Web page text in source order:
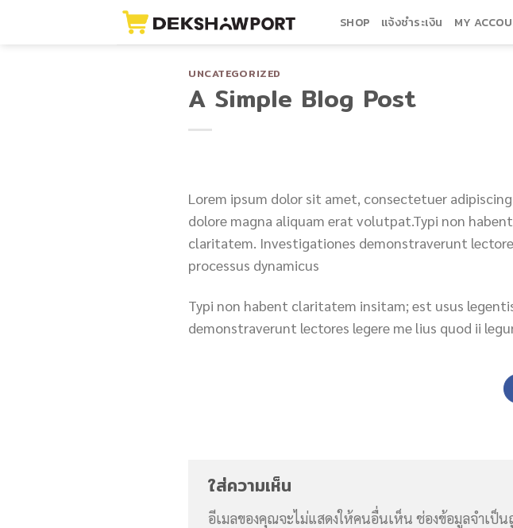
SHOP แจ้งชำระเงิน MY
UNCATEGORIZED
A Simple Blog Post
Lorem ipsum dolor sit amet, consectetuer
dolore magna aliquam erat volutpat.Typi non
claritatem. Investigationes demonstraverunt
processus dynamicus
Typi non habent claritatem insitam; est usus
demonstraverunt lectores legere me lius quod ii
ใส่ความเห็น
อีเมลของคุณจะไม่แสดงให้คนอื่นเห็น ช่องข้อมูลจำเป็น